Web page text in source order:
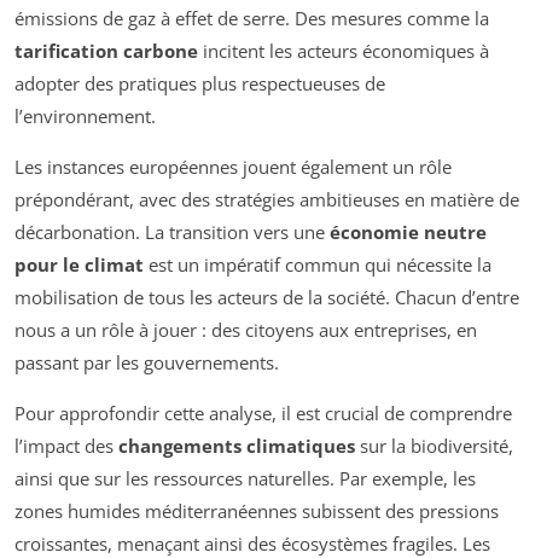
émissions de gaz à effet de serre. Des mesures comme la
tarification carbone incitent les acteurs économiques à
adopter des pratiques plus respectueuses de
l’environnement.
Les instances européennes jouent également un rôle
prépondérant, avec des stratégies ambitieuses en matière de
décarbonation. La transition vers une économie neutre
pour le climat est un impératif commun qui nécessite la
mobilisation de tous les acteurs de la société. Chacun d’entre
nous a un rôle à jouer : des citoyens aux entreprises, en
passant par les gouvernements.
Pour approfondir cette analyse, il est crucial de comprendre
l’impact des changements climatiques sur la biodiversité,
ainsi que sur les ressources naturelles. Par exemple, les
zones humides méditerranéennes subissent des pressions
croissantes, menaçant ainsi des écosystèmes fragiles. Les